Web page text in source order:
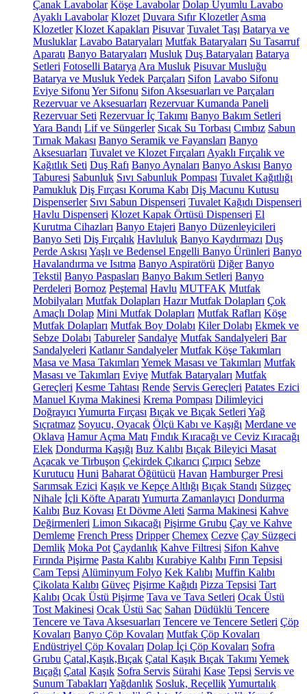
Çanak Lavabolar Köşe Lavabolar Dolap Uyumlu Lavabo
Ayaklı Lavabolar Klozet Duvara Sıfır Klozetler Asma
Klozetler Klozet Kapakları Pisuvar Tuvalet Taşı Batarya ve
Musluklar Lavabo Bataryaları Mutfak Bataryaları Su Tasarruf
Aparatı Banyo Bataryaları Musluk Duş Bataryaları Batarya
Setleri Fotoselli Batarya Ara Musluk Pisuvar Musluğu
Batarya ve Musluk Yedek Parçaları Sifon Lavabo Sifonu
Eviye Sifonu Yer Sifonu Sifon Aksesuarları ve Parçaları
Rezervuar ve Aksesuarları Rezervuar Kumanda Paneli
Rezervuar Seti Rezervuar İç Takımı Banyo Bakım Setleri
Yara Bandı Lif ve Süngerler Sıcak Su Torbası Cımbız Sabun
Tırnak Makası Banyo Seramik ve Fayansları Banyo
Aksesuarları Tuvalet ve Klozet Fırçaları Ayaklı Fırçalık ve
Kağıtlık Seti Duş Rafı Banyo Aynaları Banyo Askısı Banyo
Taburesi Sabunluk Sıvı Sabunluk Pompası Tuvalet Kağıtlığı
Pamukluk Diş Fırçası Koruma Kabı Diş Macunu Kutusu
Dispenserler Sıvı Sabun Dispenseri Tuvalet Kağıdı Dispenseri
Havlu Dispenseri Klozet Kapak Örtüsü Dispenseri El
Kurutma Cihazları Banyo Etajeri Banyo Düzenleyicileri
Banyo Seti Diş Fırçalık Havluluk Banyo Kaydırmazı Duş
Perde Askısı Yaşlı ve Bedensel Engelli Banyo Ürünleri Banyo
Havalandırma ve Isıtma Banyo Aspiratörü Diğer Banyo
Tekstil Banyo Paspasları Banyo Bakım Setleri Banyo
Perdeleri Bornoz Peştemal Havlu MUTFAK Mutfak
Mobilyaları Mutfak Dolapları Hazır Mutfak Dolapları Çok
Amaçlı Dolap Mini Mutfak Dolapları Mutfak Rafları Köşe
Mutfak Dolapları Mutfak Boy Dolabı Kiler Dolabı Ekmek ve
Sebze Dolabı Tabureler Sandalye Mutfak Sandalyeleri Bar
Sandalyeleri Katlanır Sandalyeler Mutfak Köşe Takımları
Masa ve Masa Takımları Yemek Masası ve Takımları Mutfak
Masası ve Takımları Eviye Mutfak Bataryaları Mutfak
Gereçleri Kesme Tahtası Rende Servis Gereçleri Patates Ezici
Manuel Kıyma Makinesi Krema Pompası Dilimleyici
Doğrayıcı Yumurta Fırçası Bıçak ve Bıçak Setleri Yağ
Sıçratmaz Soyucu, Oyacak Ölçü Kabı ve Kaşığı Merdane ve
Oklava Hamur Açma Matı Fındık Kıracağı ve Ceviz Kıracağı
Elek Dondurma Kaşığı Buz Kalıbı Bıçak Bileyici Masat
Açacak ve Tirbuşon Çekirdek Çıkarıcı Çırpıcı Sebze
Kurutucu Huni Baharat Öğütücü Havan Hamburger Presi
Sarımsak Ezici Kaşık ve Kepçe Altlığı Bıçak Standı Süzgeç
Nihale İçli Köfte Aparatı Yumurta Zamanlayıcı Dondurma
Kalıbı Buz Kovası Et Dövme Aleti Sarma Makinesi Kahve
Değirmenleri Limon Sıkacağı Pişirme Grubu Çay ve Kahve
Demleme French Press Dripper Chemex Cezve Çay Süzgeci
Demlik Moka Pot Çaydanlık Kahve Filtresi Sifon Kahve
Fırında Pişirme Pasta Kalıbı Kurabiye Kalıbı Fırın Tepsisi
Cam Tepsi Alüminyum Folyo Kek Kalıbı Muffin Kalıbı
Çikolata Kalıbı Güveç Pişirme Kağıdı Pizza Tepsisi Tart
Kalıbı Ocak Üstü Pişirme Tava ve Tava Setleri Ocak Üstü
Tost Makinesi Ocak Üstü Sac Sahan Düdüklü Tencere
Tencere ve Tava Aksesuarları Tencere ve Tencere Setleri Çöp
Kovaları Banyo Çöp Kovaları Mutfak Çöp Kovaları
Endüstriyel Çöp Kovaları Dolap İçi Çöp Kovaları Sofra
Grubu Çatal,Kaşık,Bıçak Çatal Kaşık Bıçak Takımı Yemek
Bıçağı Çatal Kaşık Sofra Servis Sürahi Kase Tepsi Servis ve
Sunum Tabakları Yağdanlık Sosluk, ReçellikYumurtalık